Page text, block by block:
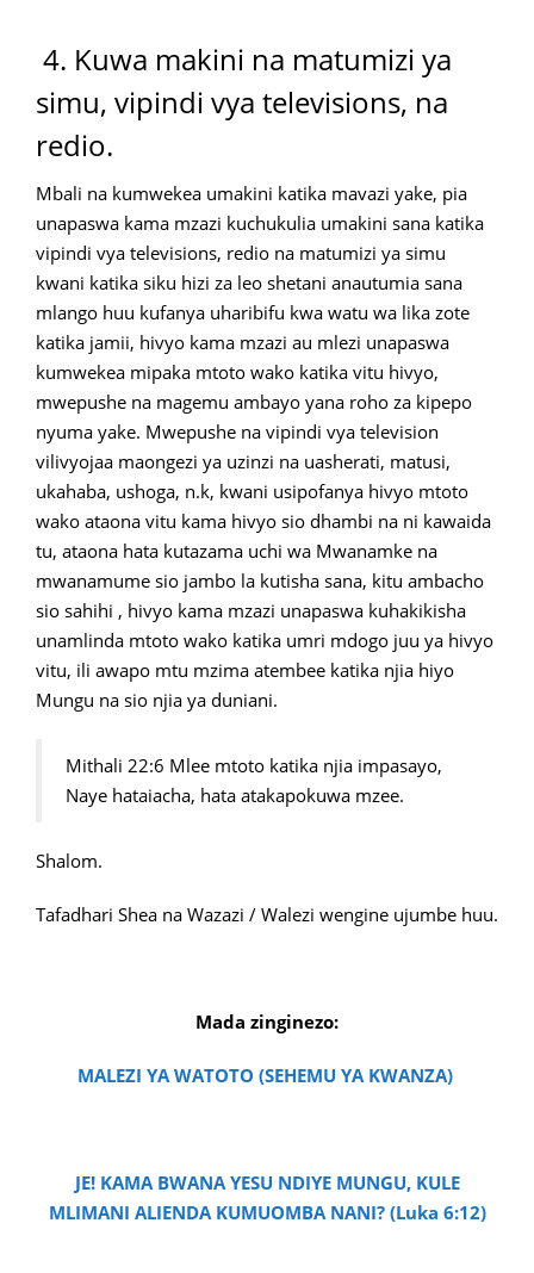
4. Kuwa makini na matumizi ya
simu, vipindi vya televisions, na
redio.
Mbali na kumwekea umakini katika mavazi yake, pia
unapaswa kama mzazi kuchukulia umakini sana katika
vipindi vya televisions, redio na matumizi ya simu
kwani katika siku hizi za leo shetani anautumia sana
mlango huu kufanya uharibifu kwa watu wa lika zote
katika jamii, hivyo kama mzazi au mlezi unapaswa
kumwekea mipaka mtoto wako katika vitu hivyo,
mwepushe na magemu ambayo yana roho za kipepo
nyuma yake. Mwepushe na vipindi vya television
vilivyojaa maongezi ya uzinzi na uasherati, matusi,
ukahaba, ushoga, n.k, kwani usipofanya hivyo mtoto
wako ataona vitu kama hivyo sio dhambi na ni kawaida
tu, ataona hata kutazama uchi wa Mwanamke na
mwanamume sio jambo la kutisha sana, kitu ambacho
sio sahihi , hivyo kama mzazi unapaswa kuhakikisha
unamlinda mtoto wako katika umri mdogo juu ya hivyo
vitu, ili awapo mtu mzima atembee katika njia hiyo
Mungu na sio njia ya duniani.
Mithali 22:6 Mlee mtoto katika njia impasayo,
Naye hataiacha, hata atakapokuwa mzee.
Shalom.
Tafadhari Shea na Wazazi / Walezi wengine ujumbe huu.
Mada zinginezo:
MALEZI YA WATOTO (SEHEMU YA KWANZA)
JE! KAMA BWANA YESU NDIYE MUNGU, KULE
MLIMANI ALIENDA KUMUOMBA NANI? (Luka 6:12)